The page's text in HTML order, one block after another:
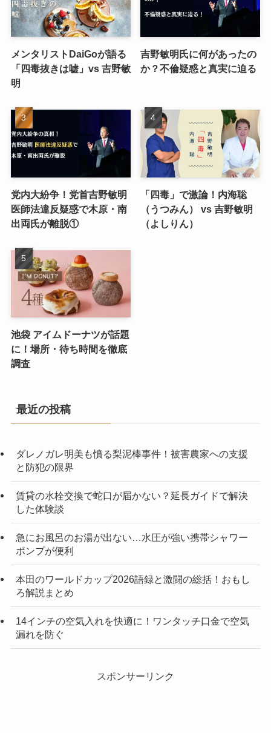
メンタリストDaiGoが語る
「四毒抜きは嘘」vs 吉野敏
明
吉野敏明氏に何があったの
か？不倫疑惑と真実に迫る
党内大紛争！党首吉野敏明
医師法違反疑惑で木原・南
出両氏が離脱①
「四毒」で激論！内海聡
（うつみん） vs 吉野敏明
（よしりん）
池袋 アイムドーナツが話題
に！場所・待ち時間を徹底
調査
最近の投稿
ダレノガレ明美も憤る梨泥棒事件！被害農家への支援
と防犯の限界
賃貸の水栓交換で蛇口が届かない？延長ガイドで解決
した体験談
急にお風呂のお湯が出ない…水圧が強い携帯シャワー
ポンプが便利
本田のワールドカップ2026語録と激闘の総括！おもし
ろ解説まとめ
14インチの空気入れを快適に！ワンタッチ口金で空気
漏れを防ぐ
スポンサーリンク